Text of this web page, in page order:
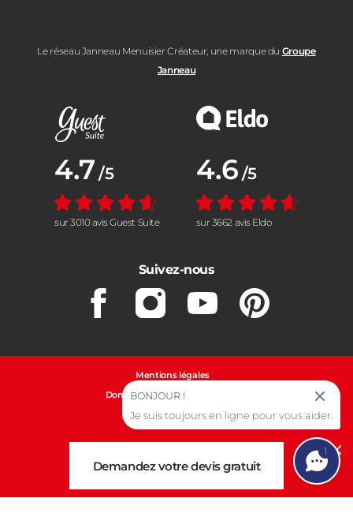
Le réseau Janneau Menuisier Créateur, une marque du Groupe
Janneau
Note moyenne :
4.7 /5
sur 3010 avis Guest Suite
Note moyenne :
4.6 /5
sur 3662 avis Eldo
Suivez-nous
FacebookInstagramYoutubePinterest
Mentions légales
Données personnelles et cookies
Gestion des cookies
Demandez votre devis gratuit
1
BONJOUR !
Je suis toujours en ligne pour vous aider.